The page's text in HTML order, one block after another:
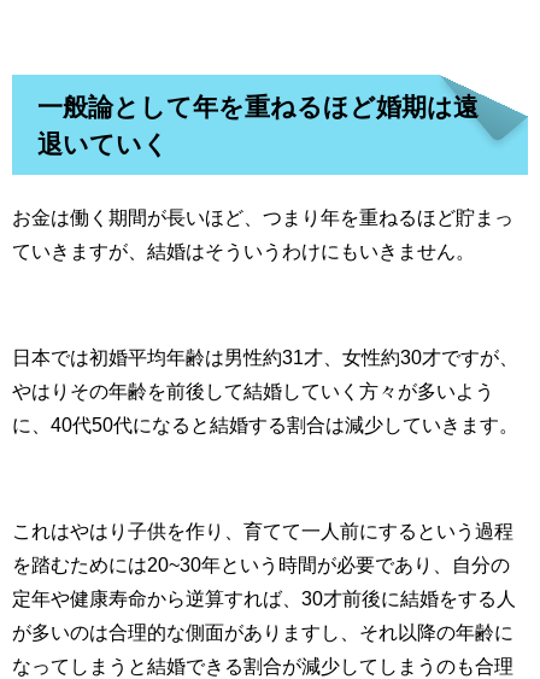
一般論として年を重ねるほど婚期は遠
退いていく
お金は働く期間が長いほど、つまり年を重ねるほど貯まっ
ていきますが、結婚はそういうわけにもいきません。
日本では初婚平均年齢は男性約31才、女性約30才ですが、
やはりその年齢を前後して結婚していく方々が多いよう
に、40代50代になると結婚する割合は減少していきます。
これはやはり子供を作り、育てて一人前にするという過程
を踏むためには20~30年という時間が必要であり、自分の
定年や健康寿命から逆算すれば、30才前後に結婚をする人
が多いのは合理的な側面がありますし、それ以降の年齢に
なってしまうと結婚できる割合が減少してしまうのも合理